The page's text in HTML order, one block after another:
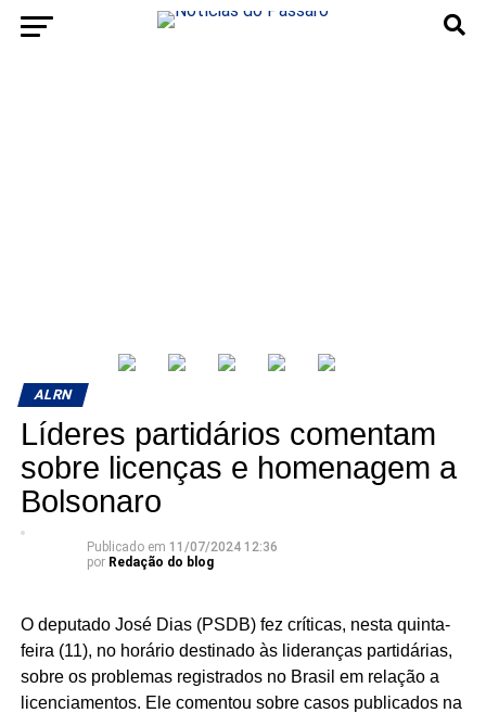
ALRN
Líderes partidários comentam
sobre licenças e homenagem a
Bolsonaro
Publicado em 11/07/2024 12:36
por Redação do blog
O deputado José Dias (PSDB) fez críticas, nesta quinta-
feira (11), no horário destinado às lideranças partidárias,
sobre os problemas registrados no Brasil em relação a
licenciamentos. Ele comentou sobre casos publicados na